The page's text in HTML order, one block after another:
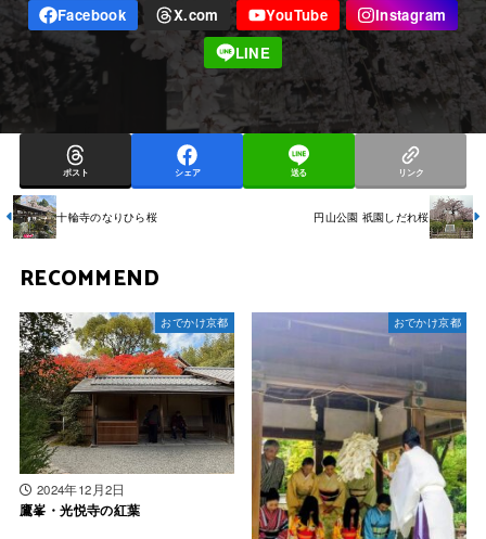
ポスト シェア 送る リンク
十輪寺のなりひら桜 円山公園 祇園しだれ桜
RECOMMEND
おでかけ京都
2024年12月2日
鷹峯・光悦寺の紅葉
おでかけ京都